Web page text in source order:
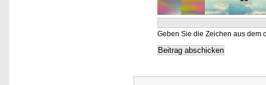
Geben Sie die Zeichen aus dem